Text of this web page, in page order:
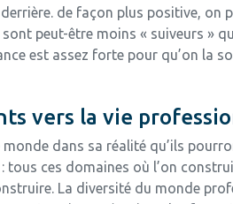
de façon plus positive, on
peut-être moins « suiveurs »
est assez forte pour qu’on la
vers la vie
dans sa réalité qu’ils
ces domaines où l’on
La diversité du monde